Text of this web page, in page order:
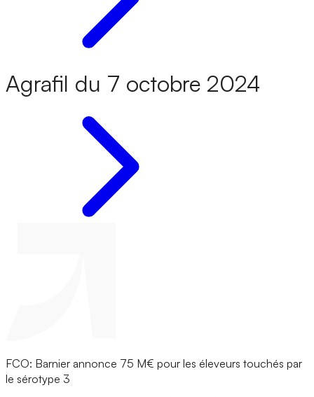
Agrafil du 7 octobre 2024
FCO: Barnier annonce 75 M€ pour les éleveurs touchés par
le sérotype 3